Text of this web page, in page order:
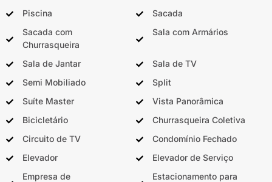
Piscina
Sacada
Sacada com
Churrasqueira
Sala com Armários
Sala de Jantar
Sala de TV
Semi Mobiliado
Split
Suíte Master
Vista Panorâmica
Bicicletário
Churrasqueira Coletiva
Circuito de TV
Condomínio Fechado
Elevador
Elevador de Serviço
Empresa de
Estacionamento para